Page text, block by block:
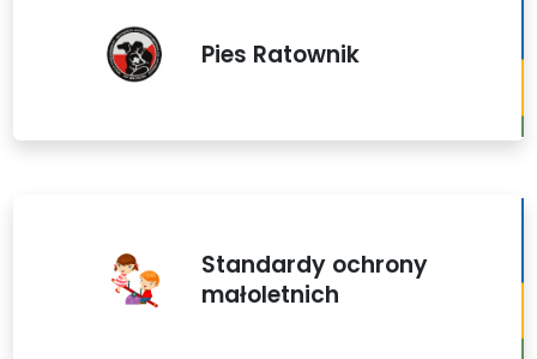
Pies Ratownik
Standardy ochrony
małoletnich